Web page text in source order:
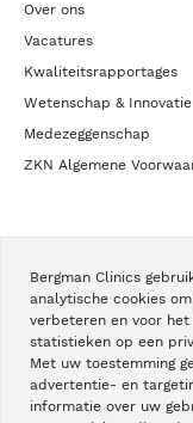
Bergman Clinics
analytische cookies
verbeteren en voor het
statistieken op een
Met uw toestemming
advertentie- en
informatie over uw
Over ons
Vacatures
Kwaliteitsrapportages
Wetenschap & Innovatie
Medezeggenschap
ZKN Algemene
Nieuws
Blogs
Podcast
Pressroom
Instagram